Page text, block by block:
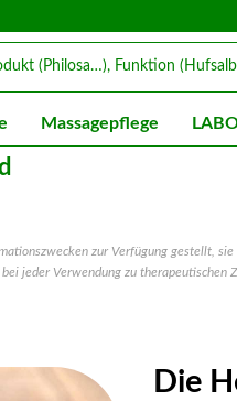
Massagepflege
zur Verfügung gestellt,
jeder Verwendung zu therapeutischen
Die